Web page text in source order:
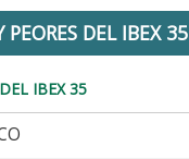
PEORES DEL IBEX 35
IBEX 35